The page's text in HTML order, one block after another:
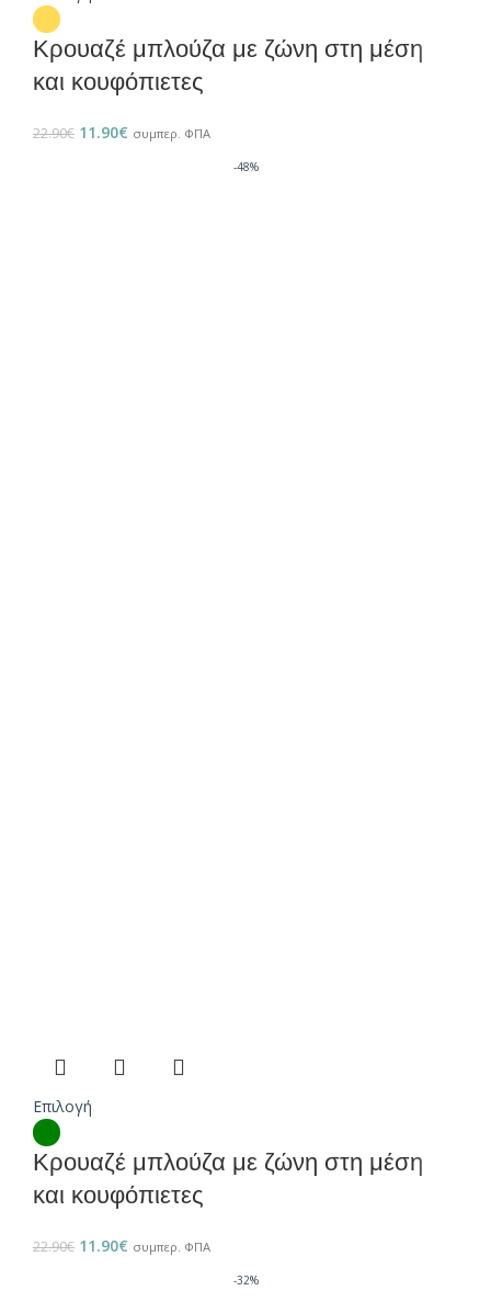
Κρουαζέ μπλούζα με ζώνη στη μέση
και κουφόπιετες
22.90€ 11.90€ συμπερ. ΦΠΑ
-48%
Επιλογή
Κρουαζέ μπλούζα με ζώνη στη μέση
και κουφόπιετες
22.90€ 11.90€ συμπερ. ΦΠΑ
-32%